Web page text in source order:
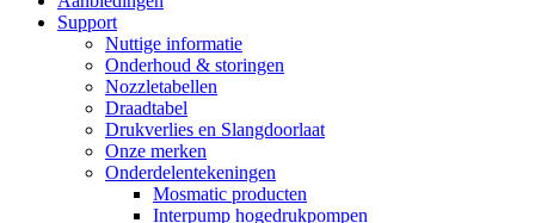
Support
Nuttige informatie
Onderhoud & storingen
Nozzletabellen
Draadtabel
Drukverlies en Slangdoorlaat
Onze merken
Onderdelentekeningen
Mosmatic producten
Interpump hogedrukpompen